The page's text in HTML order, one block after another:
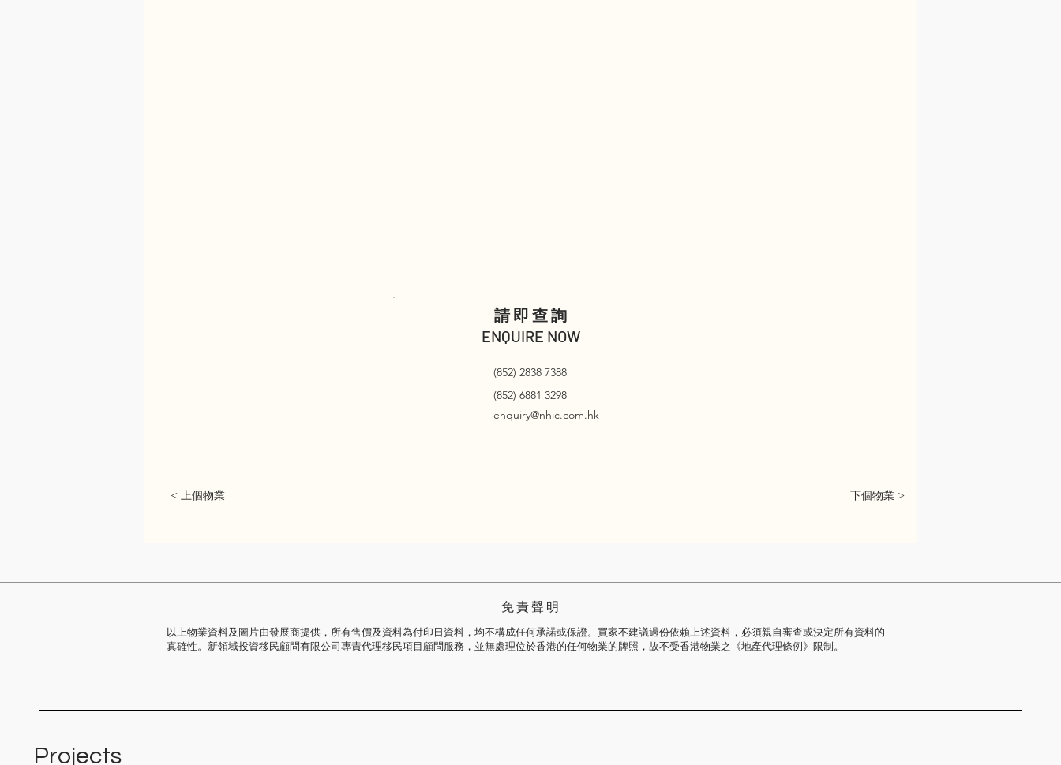
請即查詢
ENQUIRE NOW
(852) 2838 7388
(852) 6881 3298
enquiry@nhic.com.hk
< 上個物業 下個物業 >
免 責 聲 明
以上物業資料及圖片由發展商提供，所有售價及資料為付印日資料，均不構成任何承諾或保證。買家不建議過份依賴上述資料，必須親自審查或決定所有資料的
真確性。新領域投資移民顧問有限公司專責代理移民項目顧問服務，並無處理位於香港的任何物業的牌照，故不受香港物業之《地產代理條例》限制。
Projects